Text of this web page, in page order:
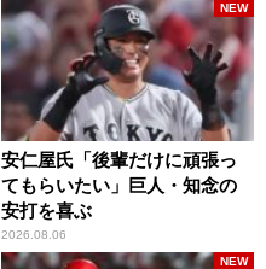
安仁屋氏「後輩だけに頑張っ
てもらいたい」巨人・知念の
安打を喜ぶ
2026.08.06
NEW
NEW